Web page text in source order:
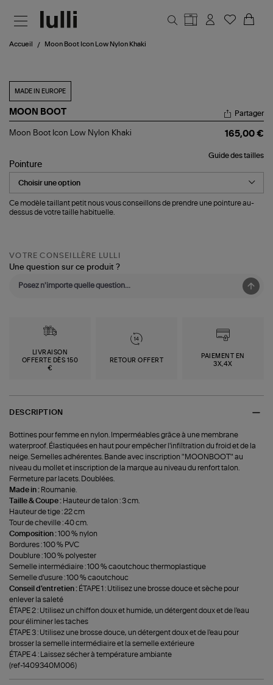
Accueil Moon Boot Icon Low Nylon Khaki
MADE IN EUROPE
MOON BOOT
Moon
Low
Nylon
Khaki
Partager
Moon Boot Icon Low Nylon Khaki 165,00 €
Guide des tailles
Pointure
Ce modèle taillant petit nous vous conseillons de prendre une pointure au-
dessus de votre taille habituelle.
VOTRE CONSEILLÈRE LULLI
Une question sur ce produit ?
LIVRAISON
OFFERTE DÈS 150
€
RETOUR OFFERT
PAIEMENT EN
3X,4X
DESCRIPTION
Bottines pour femme en nylon. Imperméables grâce à une membrane
waterproof. Élastiquées en haut pour empêcher l'infiltration du froid et de la
neige. Semelles adhérentes. Bande avec inscription "MOONBOOT" au
niveau du mollet et inscription de la marque au niveau du renfort talon.
Fermeture par lacets. Doublées.
Made in : Roumanie.
Taille & Coupe : Hauteur de talon : 3 cm.
Hauteur de tige : 22 cm
Tour de cheville : 40 cm.
Composition :100 % nylon
Bordures : 100 % PVC
Doublure : 100 % polyester
Semelle intermédiaire : 100 % caoutchouc thermoplastique
Semelle d'usure : 100 % caoutchouc
Conseil d'entretien : ÉTAPE 1 : Utilisez une brosse douce et sèche pour
enlever la saleté
ÉTAPE 2 : Utilisez un chiffon doux et humide, un détergent doux et de l'eau
pour éliminer les taches
ÉTAPE 3 : Utilisez une brosse douce, un détergent doux et de l'eau pour
brosser la semelle intermédiaire et la semelle extérieure
ÉTAPE 4 : Laissez sécher à température ambiante
(ref-1409340M006)